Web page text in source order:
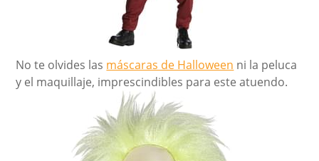
No te olvides las máscaras de Halloween ni la peluca
y el maquillaje, imprescindibles para este atuendo.